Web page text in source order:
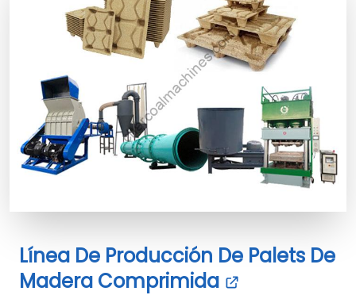
Línea De Producción De Palets De
Madera Comprimida